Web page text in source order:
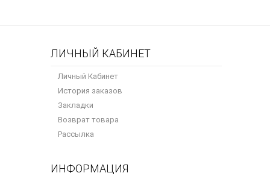
ЛИЧНЫЙ КАБИНЕТ
Личный Кабинет
История заказов
Закладки
Возврат товара
Рассылка
ИНФОРМАЦИЯ